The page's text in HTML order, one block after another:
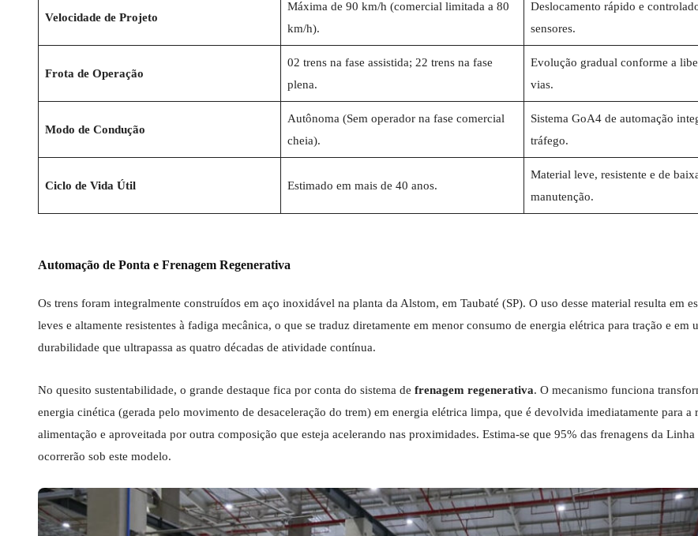
Velocidade de Projeto
Máxima de 90 km/h (comercial limitada a 80
km/h).
Deslocamento rápido e
sensores.
Frota de Operação
02 trens na fase assistida; 22 trens na fase
plena.
Evolução gradual conforme a
vias.
Modo de Condução
Autônoma (Sem operador na fase comercial
cheia).
Sistema GoA4 de automação
tráfego.
Ciclo de Vida Útil Estimado em mais de 40 anos.
Material leve, resistente e de
manutenção.
Automação de Ponta e Frenagem Regenerativa
Os trens foram integralmente construídos em aço inoxidável na planta da Alstom, em Taubaté (SP). O uso desse material resulta em
leves e altamente resistentes à fadiga mecânica, o que se traduz diretamente em menor consumo de energia elétrica para tração e em
durabilidade que ultrapassa as quatro décadas de atividade contínua.
No quesito sustentabilidade, o grande destaque fica por conta do sistema de frenagem regenerativa. O mecanismo funciona
energia cinética (gerada pelo movimento de desaceleração do trem) em energia elétrica limpa, que é devolvida imediatamente para a
alimentação e aproveitada por outra composição que esteja acelerando nas proximidades. Estima-se que 95% das frenagens da
ocorrerão sob este modelo.